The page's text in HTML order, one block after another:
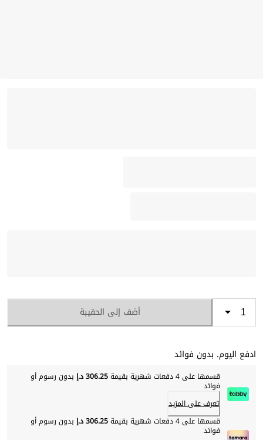
أضف إلى الحقيبة
ادفع اليوم. بدون فوائد
قسمها على 4 دفعات شهرية بقيمة 306.25 د.إ بدون رسوم أو
فوائد
تعرف على المزيد
قسمها على 4 دفعات شهرية بقيمة
306.25 د.إ بدون رسوم أو
فوائد